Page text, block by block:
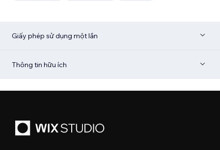
Giấy phép sử dụng một lần
Thông tin hữu ích